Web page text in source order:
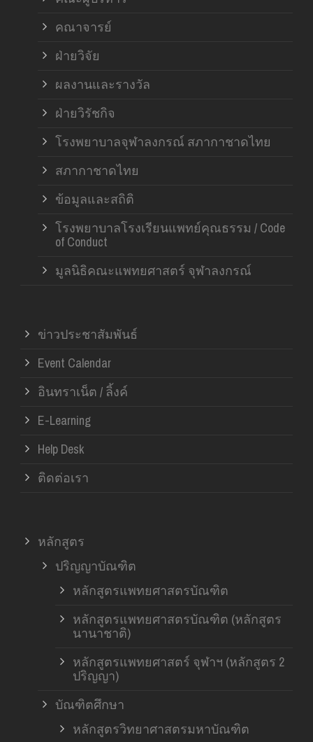
คณาจารย์
ฝ่ายวิจัย
ผลงานและรางวัล
ฝ่ายวิรัชกิจ
โรงพยาบาลจุฬาลงกรณ์ สภากาชาดไทย
สภากาชาดไทย
ข้อมูลและสถิติ
โรงพยาบาลโรงเรียนแพทย์คุณธรรม / Code
of Conduct
มูลนิธิคณะแพทยศาสตร์ จุฬาลงกรณ์
ข่าวประชาสัมพันธ์
Event Calendar
อินทราเน็ต / ลิ้งค์
E-Learning
Help Desk
ติดต่อเรา
หลักสูตร
ปริญญาบัณฑิต
หลักสูตรแพทยศาสตรบัณฑิต
หลักสูตรแพทยศาสตรบัณฑิต (หลักสูตร
นานาชาติ)
หลักสูตรแพทยศาสตร์ จุฬาฯ (หลักสูตร 2
ปริญญา)
บัณฑิตศึกษา
หลักสูตรวิทยาศาสตรมหาบัณฑิต